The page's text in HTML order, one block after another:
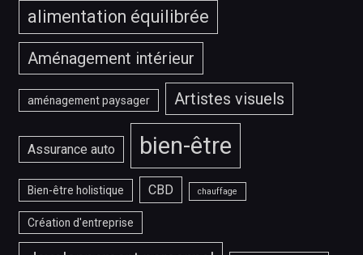
alimentation équilibrée
Aménagement intérieur
aménagement paysager Artistes visuels
Assurance auto bien-être
Bien-être holistique CBD chauffage
Création d'entreprise